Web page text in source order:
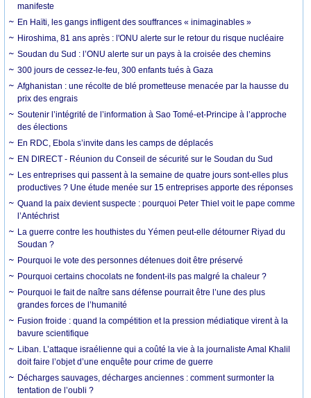
manifeste
En Haïti, les gangs infligent des souffrances « inimaginables »
Hiroshima, 81 ans après : l'ONU alerte sur le retour du risque nucléaire
Soudan du Sud : l’ONU alerte sur un pays à la croisée des chemins
300 jours de cessez-le-feu, 300 enfants tués à Gaza
Afghanistan : une récolte de blé prometteuse menacée par la hausse du
prix des engrais
Soutenir l’intégrité de l’information à Sao Tomé-et-Principe à l’approche
des élections
En RDC, Ebola s’invite dans les camps de déplacés
EN DIRECT - Réunion du Conseil de sécurité sur le Soudan du Sud
Les entreprises qui passent à la semaine de quatre jours sont-elles plus
productives ? Une étude menée sur 15 entreprises apporte des réponses
Quand la paix devient suspecte : pourquoi Peter Thiel voit le pape comme
l’Antéchrist
La guerre contre les houthistes du Yémen peut-elle détourner Riyad du
Soudan ?
Pourquoi le vote des personnes détenues doit être préservé
Pourquoi certains chocolats ne fondent-ils pas malgré la chaleur ?
Pourquoi le fait de naître sans défense pourrait être l’une des plus
grandes forces de l’humanité
Fusion froide : quand la compétition et la pression médiatique virent à la
bavure scientifique
Liban. L’attaque israélienne qui a coûté la vie à la journaliste Amal Khalil
doit faire l’objet d’une enquête pour crime de guerre
Décharges sauvages, décharges anciennes : comment surmonter la
tentation de l’oubli ?